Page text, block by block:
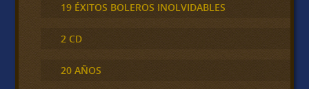
19 ÉXITOS BOLEROS INOLVIDABLES
2 CD
20 AÑOS